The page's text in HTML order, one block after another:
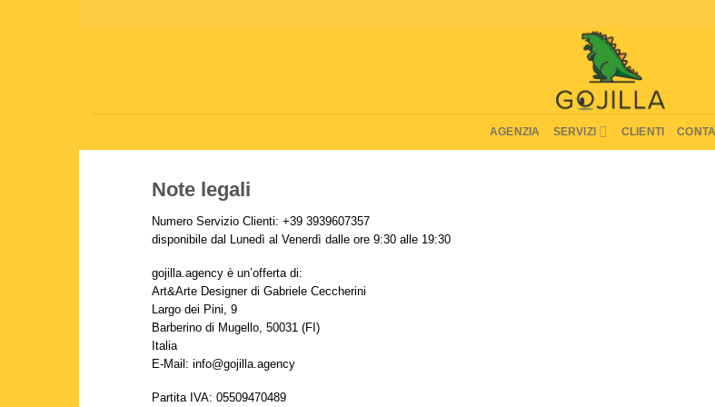
AGENZIA SERVIZI CLIENTI
Note legali
Numero Servizio Clienti: +39 3939607357
disponibile dal Lunedì al Venerdì dalle ore 9:30 alle 19:30
gojilla.agency è un’offerta di:
Art&Arte Designer di Gabriele Ceccherini
Largo dei Pini, 9
Barberino di Mugello, 50031 (FI)
Italia
E-Mail: info@gojilla.agency
Partita IVA: 05509470489